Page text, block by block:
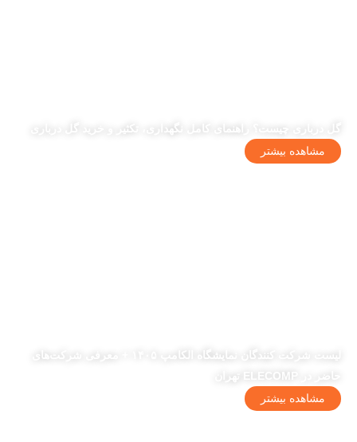
گل درباری چیست؟ راهنمای کامل نگهداری، تکثیر و خرید گل درباری
مشاهده بیشتر
لیست شرکت کنندگان نمایشگاه الکامپ ۱۴۰۵ + معرفی شرکت‌های
مشاهده بیشتر